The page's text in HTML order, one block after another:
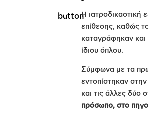
Η ιατροδικαστική
επίθεσης, καθώς
καταγράφηκαν
ίδιου όπλου.
Σύμφωνα με τα
εντοπίστηκαν
και τις άλλες δύο
πρόσωπο, στο